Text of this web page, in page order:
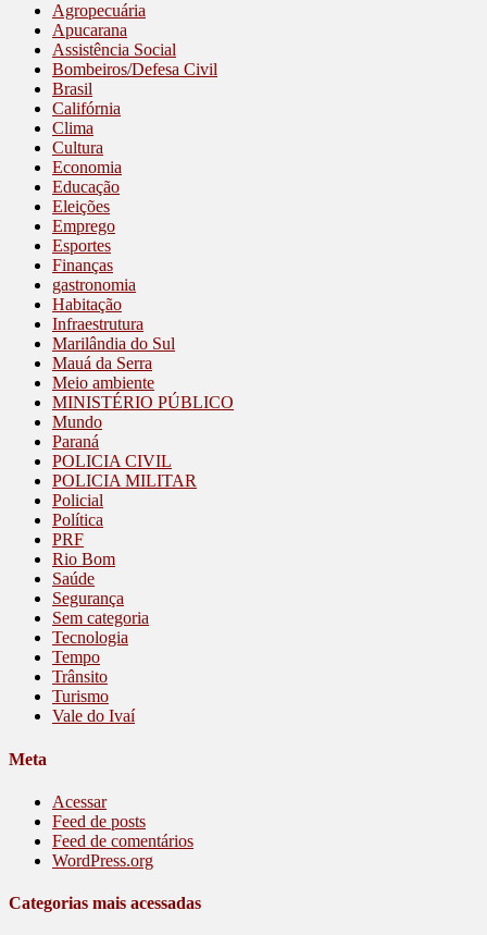
Agropecuária
Apucarana
Assistência Social
Bombeiros/Defesa Civil
Brasil
Califórnia
Clima
Cultura
Economia
Educação
Eleições
Emprego
Esportes
Finanças
gastronomia
Habitação
Infraestrutura
Marilândia do Sul
Mauá da Serra
Meio ambiente
MINISTÉRIO PÚBLICO
Mundo
Paraná
POLICIA CIVIL
POLICIA MILITAR
Policial
Política
PRF
Rio Bom
Saúde
Segurança
Sem categoria
Tecnologia
Tempo
Trânsito
Turismo
Vale do Ivaí
Meta
Acessar
Feed de posts
Feed de comentários
WordPress.org
Categorias mais acessadas